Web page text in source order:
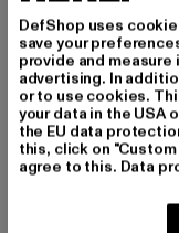
Sie wirkt beruhigend
Strickjacke bringt
Look und sorgt für
Gerade in natürlichen
Farbe Ruhe und
Beliebte
Olivgrün und
DefShop uses
save your
provide and
advertising. In
or to use cookies.
your data in the USA
the EU data
this, click on
agree to this. Data